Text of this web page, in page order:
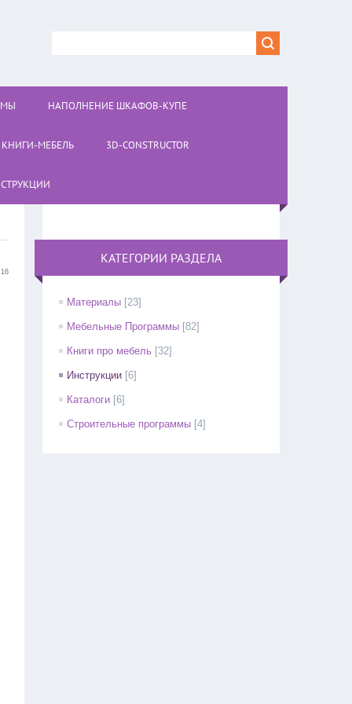
НАПОЛНЕНИЕ ШКАФОВ-КУПЕ
КНИГИ-МЕБЕЛЬ 3D-CONSTRUCTOR
КАТЕГОРИИ РАЗДЕЛА
Материалы [23]
Мебельные Программы [82]
Книги про мебель [32]
Инструкции [6]
Каталоги [6]
Строительные программы [4]